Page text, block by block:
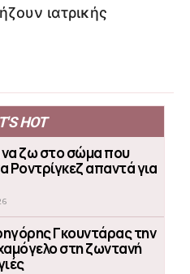
ιατρικής
HOT
να ζω στο σώμα που
Ροντρίγκεζ απαντά για
Γκουντάρας την
στη ζωντανή